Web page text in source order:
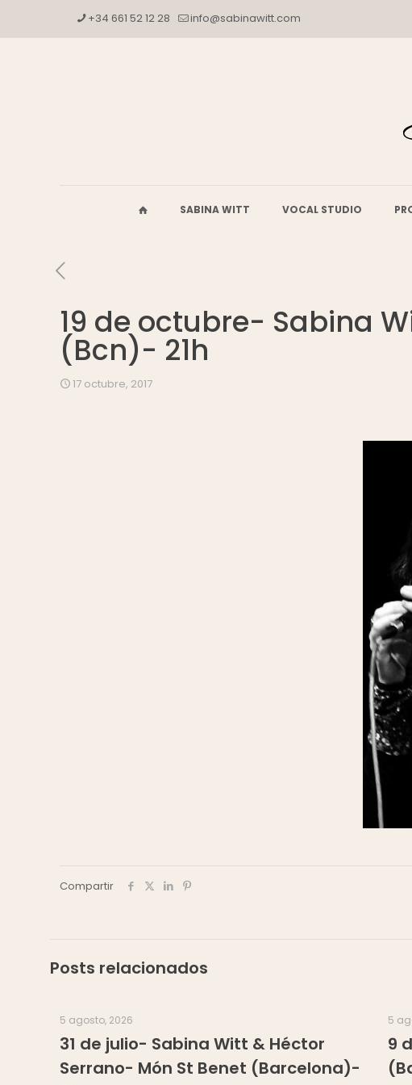
+34 661 52 12 28 info@sabinawitt.com
SABINA WITT VOCAL STUDIO
19 de octubre- Sabina
(Bcn)- 21h
17 octubre, 2017
Compartir
Posts relacionados
5 agosto, 2026
31 de julio- Sabina Witt & Héctor
Serrano- Món St Benet (Barcelona)-
5
9